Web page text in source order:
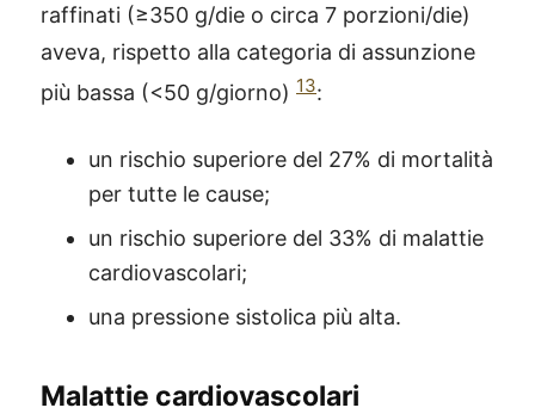
raffinati (≥350 g/die o circa 7 porzioni/die)
aveva, rispetto alla categoria di assunzione
più bassa (<50 g/giorno) 13:
un rischio superiore del 27% di mortalità
per tutte le cause;
un rischio superiore del 33% di malattie
cardiovascolari;
una pressione sistolica più alta.
Malattie cardiovascolari